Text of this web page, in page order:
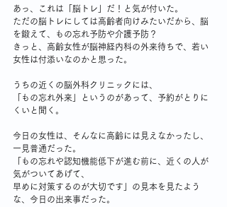
あっ、これは「脳トレ」だ！と気が付いた。
ただの脳トレにしては高齢者向けみたいだから、脳
を鍛えて、もの忘れ予防や介護予防？
きっと、高齢女性が脳神経内科の外来待ちで、若い
女性は付添いなのかと思った。
うちの近くの脳外科クリニックには、
「もの忘れ外来」というのがあって、予約がとりに
くいと聞く。
今日の女性は、そんなに高齢には見えなかったし、
一見普通だった。
「もの忘れや認知機能低下が進む前に、近くの人が
気がついてあげて、
早めに対策するのが大切です」の見本を見たよう
な、今日の出来事だった。